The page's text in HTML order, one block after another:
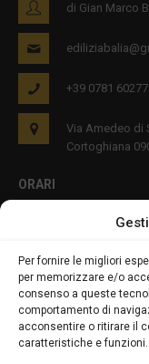
Per fornire le migliori
per memorizzare e/o
consenso a queste
comportamento di
acconsentire o ritirare il
caratteristiche e funzioni.
di Gian Marco
+39 0781 60277
Via Amedeo di
Cortoghiana
ORARI
PRIVACY E COOKIES
DICHIARAZIONE